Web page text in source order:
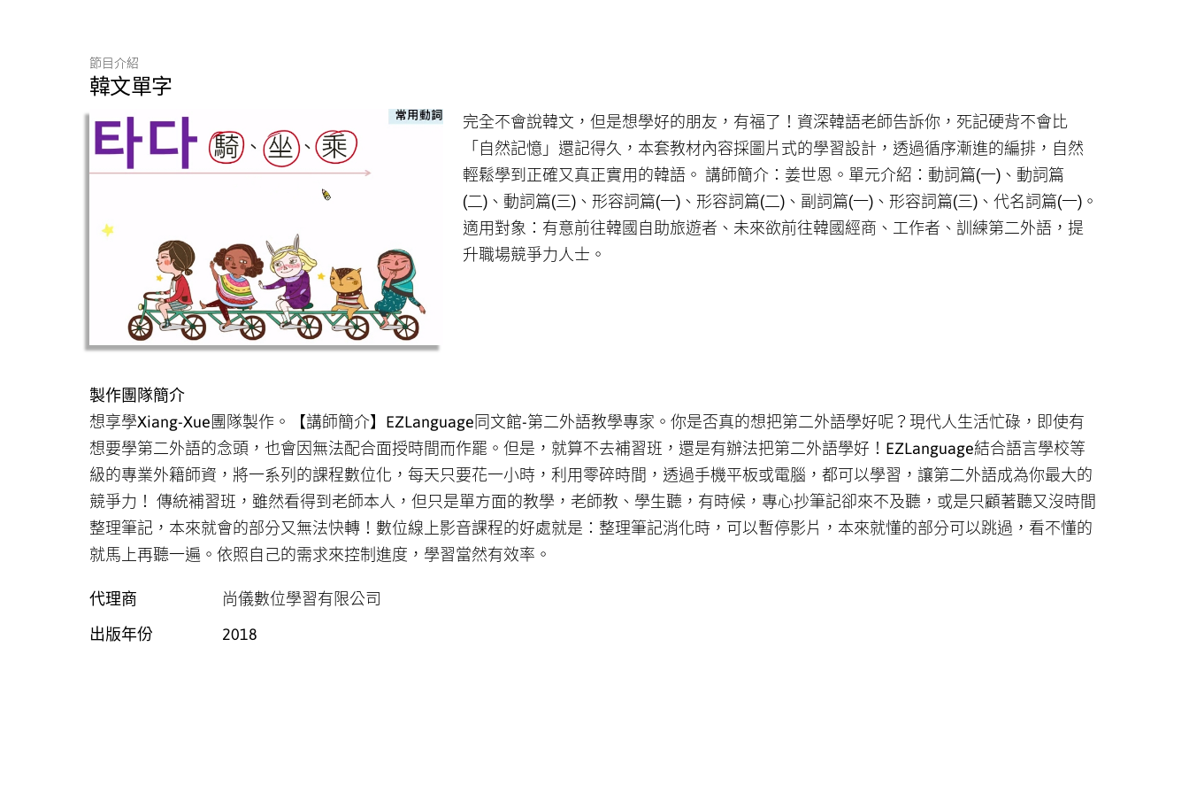
節目介紹
韓文單字
完全不會說韓文，但是想學好的朋友，有福了！資深韓語老師告訴你，死記硬背不會比
「自然記憶」還記得久，本套教材內容採圖片式的學習設計，透過循序漸進的編排，自然
輕鬆學到正確又真正實用的韓語。 講師簡介：姜世恩。單元介紹：動詞篇(一)、動詞篇
(二)、動詞篇(三)、形容詞篇(一)、形容詞篇(二)、副詞篇(一)、形容詞篇(三)、代名詞篇(一)。
適用對象：有意前往韓國自助旅遊者、未來欲前往韓國經商、工作者、訓練第二外語，提
升職場競爭力人士。
製作團隊簡介
想享學Xiang-Xue團隊製作。【講師簡介】EZLanguage同文館-第二外語教學專家。你是否真的想把第二外語學好呢？現代人生活忙碌，即使有
想要學第二外語的念頭，也會因無法配合面授時間而作罷。但是，就算不去補習班，還是有辦法把第二外語學好！EZLanguage結合語言學校等
級的專業外籍師資，將一系列的課程數位化，每天只要花一小時，利用零碎時間，透過手機平板或電腦，都可以學習，讓第二外語成為你最大的
競爭力！ 傳統補習班，雖然看得到老師本人，但只是單方面的教學，老師教、學生聽，有時候，專心抄筆記卻來不及聽，或是只顧著聽又沒時間
整理筆記，本來就會的部分又無法快轉！數位線上影音課程的好處就是：整理筆記消化時，可以暫停影片，本來就懂的部分可以跳過，看不懂的
就馬上再聽一遍。依照自己的需求來控制進度，學習當然有效率。
代理商
尚儀數位學習有限公司
出版年份
2018